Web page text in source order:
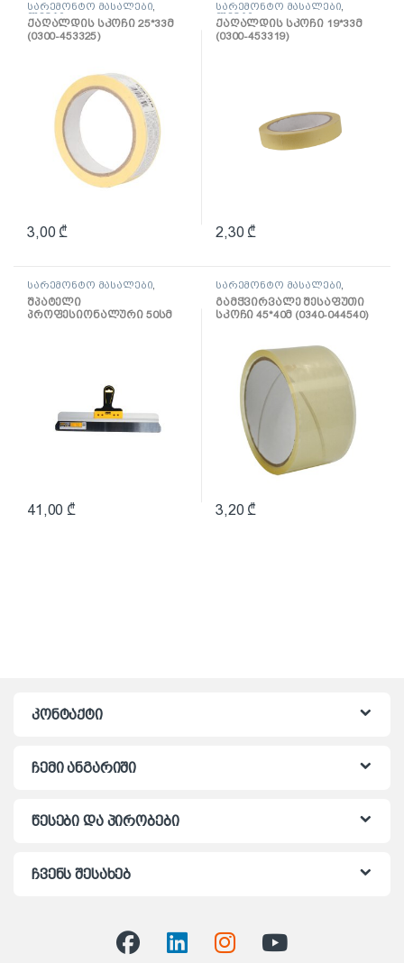
სარემონტო მასალები
ლენტი
ქაღალდის სკოჩი 25*33მ
(0300-453325)
3,00 ₾
სარემონტო მასალები
ლენტი
ქაღალდის სკოჩი 19*33მ
(0300-453319)
2,30 ₾
სარემონტო მასალები
შპატელი, საპრიალებელი,
ქაფჩა
შპატელი
პროფესიონალური 50სმ
41,00 ₾
სარემონტო მასალები
ლენტი
გამჭვირვალე შესაფუთი
სკოჩი 45*40მ (0340-044540)
3,20 ₾
კონტაქტი
ჩემი ანგარიში
წესები და პირობები
ჩვენს შესახებ